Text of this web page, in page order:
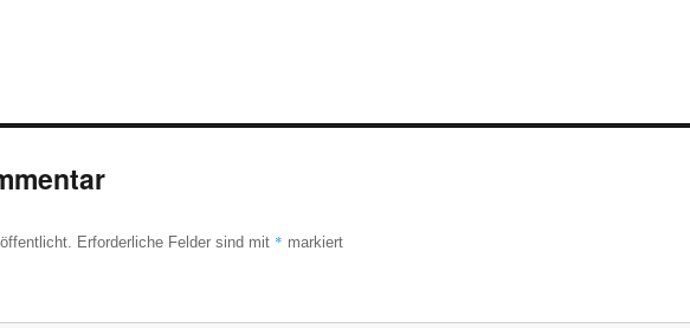
Erforderliche Felder sind mit * markiert